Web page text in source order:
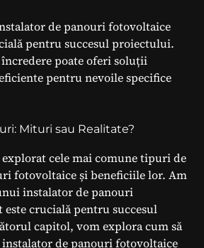
de panouri fotovoltaice
pentru succesul proiectului.
poate oferi soluții
pentru nevoile specifice
Mituri sau Realitate?
cele mai comune tipuri de
fotovoltaice și beneficiile lor. Am
instalator de panouri
crucială pentru succesul
capitol, vom explora cum să
de panouri fotovoltaice